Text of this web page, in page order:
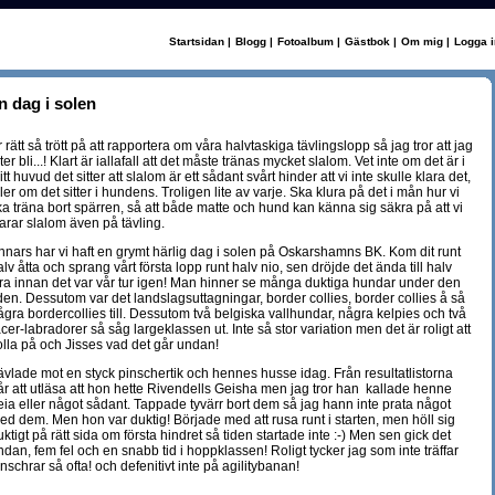
Startsidan | Blogg | Fotoalbum | Gästbok | Om mig | Logga
dag i solen
rätt så trött på att rapportera om våra halvtaskiga tävlingslopp så jag tror att jag
bli...! Klart är iallafall att det måste tränas mycket slalom. Vet inte om det är i
huvud det sitter att slalom är ett sådant svårt hinder att vi inte skulle klara det,
om det sitter i hundens. Troligen lite av varje. Ska klura på det i mån hur vi
träna bort spärren, så att både matte och hund kan känna sig säkra på att vi
slalom även på tävling.
har vi haft en grymt härlig dag i solen på Oskarshamns BK. Kom dit runt
åtta och sprang vårt första lopp runt halv nio, sen dröjde det ända till halv
innan det var vår tur igen! Man hinner se många duktiga hundar under den
Dessutom var det landslagsuttagningar, border collies, border collies å så
bordercollies till. Dessutom två belgiska vallhundar, några kelpies och två
labradorer så såg largeklassen ut. Inte så stor variation men det är roligt att
på och Jisses vad det går undan!
mot en styck pinschertik och hennes husse idag. Från resultatlistorna
att utläsa att hon hette Rivendells Geisha men jag tror han kallade henne
eller något sådant. Tappade tyvärr bort dem så jag hann inte prata något
dem. Men hon var duktig! Började med att rusa runt i starten, men höll sig
på rätt sida om första hindret så tiden startade inte :-) Men sen gick det
fem fel och en snabb tid i hoppklassen! Roligt tycker jag som inte träffar
så ofta! och defenitivt inte på agilitybanan!